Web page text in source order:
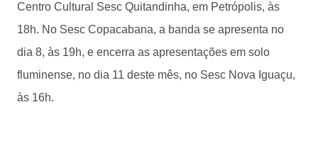
Centro Cultural Sesc Quitandinha, em Petrópolis, às
18h. No Sesc Copacabana, a banda se apresenta no
dia 8, às 19h, e encerra as apresentações em solo
fluminense, no dia 11 deste mês, no Sesc Nova Iguaçu,
às 16h.